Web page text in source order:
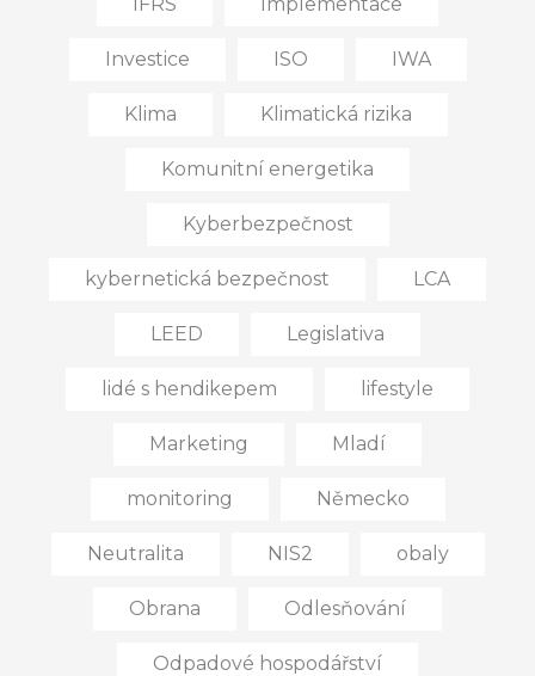
Investice ISO IWA
Klima Klimatická rizika
Komunitní energetika
Kyberbezpečnost
kybernetická bezpečnost LCA
LEED Legislativa
lidé s hendikepem lifestyle
Marketing Mladí
monitoring Německo
Neutralita NIS2 obaly
Obrana Odlesňování
Odpadové hospodářství